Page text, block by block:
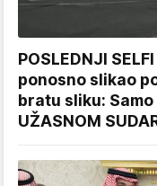
POSLEDNJI
ponosno slikao
bratu sliku: Samo
UŽASNOM